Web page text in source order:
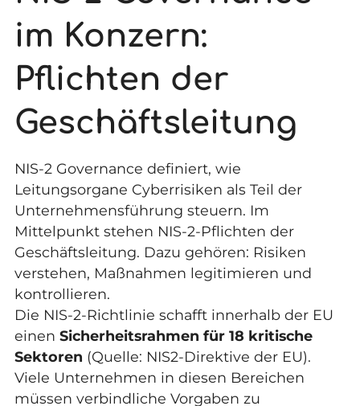
im Konzern:
Pflichten der
Geschäftsleitung
NIS-2 Governance definiert, wie
Leitungsorgane Cyberrisiken als Teil der
Unternehmensführung steuern. Im
Mittelpunkt stehen NIS-2-Pflichten der
Geschäftsleitung. Dazu gehören: Risiken
verstehen, Maßnahmen legitimieren und
kontrollieren.
Die NIS-2-Richtlinie schafft innerhalb der EU
einen Sicherheitsrahmen für 18 kritische
Sektoren (Quelle: NIS2-Direktive der EU).
Viele Unternehmen in diesen Bereichen
müssen verbindliche Vorgaben zu